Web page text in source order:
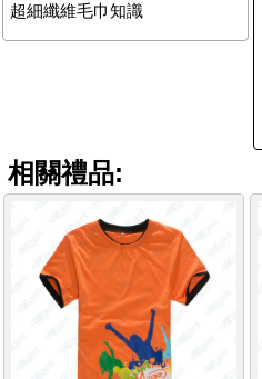
超細纖維毛巾知識
相關禮品: